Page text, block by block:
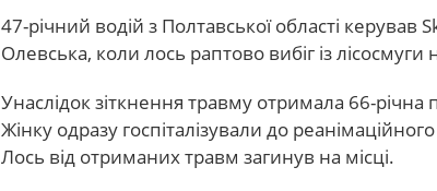
47-річний водій з Полтавської області керував
Олевська, коли лось раптово вибіг із
Унаслідок зіткнення травму отримала 66-річна
Жінку одразу госпіталізували до реанімаційного
Лось від отриманих травм загинув на місці.